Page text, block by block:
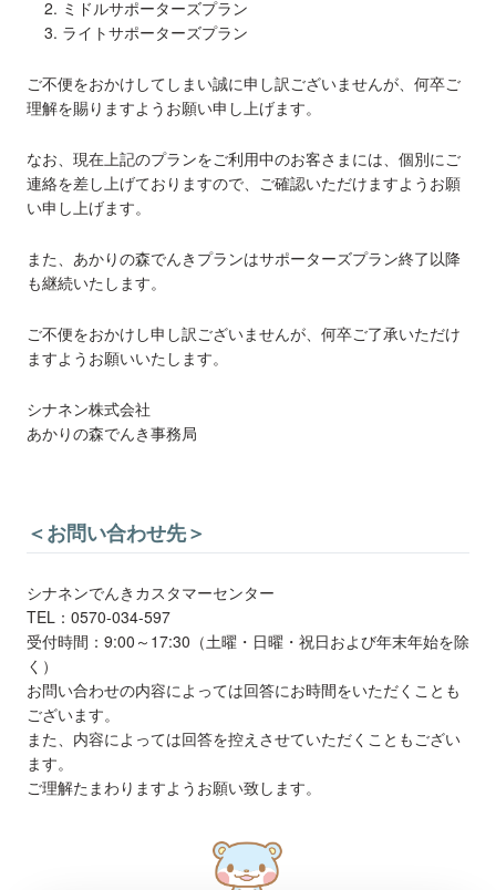
ミドルサポーターズプラン
ライトサポーターズプラン
ご不便をおかけしてしまい誠に申し訳ございませんが、何卒ご
理解を賜りますようお願い申し上げます。
なお、現在上記のプランをご利用中のお客さまには、個別にご
連絡を差し上げておりますので、ご確認いただけますようお願
い申し上げます。
また、あかりの森でんきプランはサポーターズプラン終了以降
も継続いたします。
ご不便をおかけし申し訳ございませんが、何卒ご了承いただけ
ますようお願いいたします。
シナネン株式会社
あかりの森でんき事務局
＜お問い合わせ先＞
シナネンでんきカスタマーセンター
TEL：0570-034-597
受付時間：9:00～17:30（土曜・日曜・祝日および年末年始を除
く）
お問い合わせの内容によっては回答にお時間をいただくことも
ございます。
また、内容によっては回答を控えさせていただくこともござい
ます。
ご理解たまわりますようお願い致します。